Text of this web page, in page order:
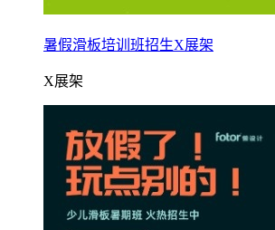
暑假滑板培训班招生X展架
X展架